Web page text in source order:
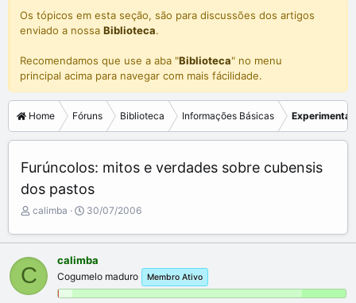
Os tópicos em esta seção, são para discussões dos artigos
enviado a nossa Biblioteca.
Recomendamos que use a aba "Biblioteca" no menu
principal acima para navegar com mais fácilidade.
Home Fóruns Biblioteca Informações Básicas
Furúncolos: mitos e verdades sobre cubensis
dos pastos
C
i
d
o
r
calimba
D
t
d
e
i
30/07/2006
C
calimba
Cogumelo maduro Membro Ativo